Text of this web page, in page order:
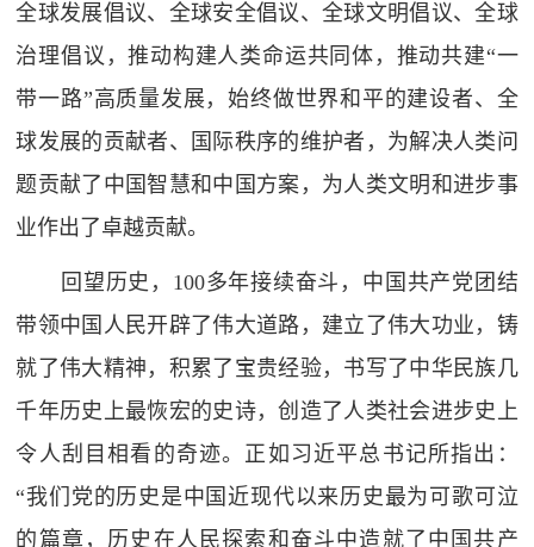
全球发展倡议、全球安全倡议、全球文明倡议、全球
治理倡议，推动构建人类命运共同体，推动共建“一
带一路”高质量发展，始终做世界和平的建设者、全
球发展的贡献者、国际秩序的维护者，为解决人类问
题贡献了中国智慧和中国方案，为人类文明和进步事
业作出了卓越贡献。
回望历史，100多年接续奋斗，中国共产党团结
带领中国人民开辟了伟大道路，建立了伟大功业，铸
就了伟大精神，积累了宝贵经验，书写了中华民族几
千年历史上最恢宏的史诗，创造了人类社会进步史上
令人刮目相看的奇迹。正如习近平总书记所指出：
“我们党的历史是中国近现代以来历史最为可歌可泣
的篇章，历史在人民探索和奋斗中造就了中国共产